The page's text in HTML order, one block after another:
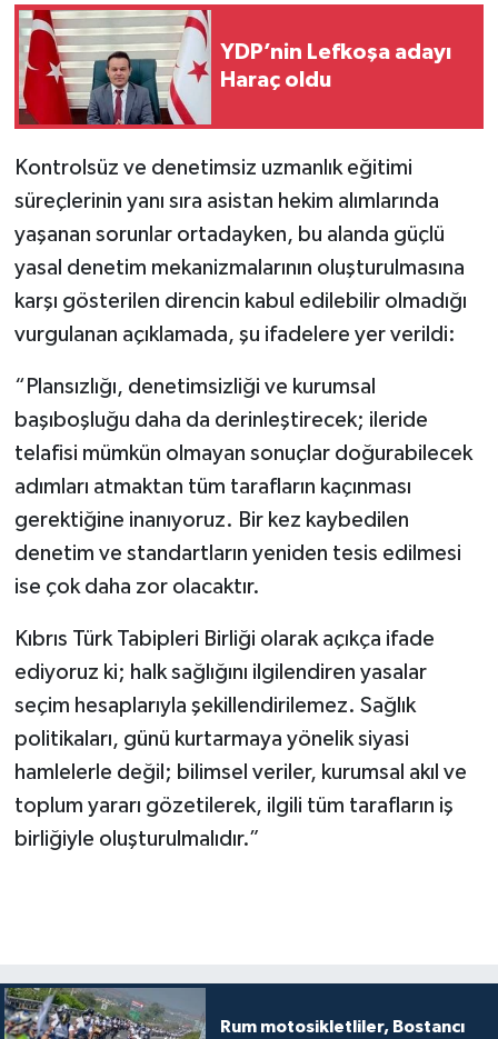
YDP’nin Lefkoşa adayı
Haraç oldu
Kontrolsüz ve denetimsiz uzmanlık eğitimi
süreçlerinin yanı sıra asistan hekim alımlarında
yaşanan sorunlar ortadayken, bu alanda güçlü
yasal denetim mekanizmalarının oluşturulmasına
karşı gösterilen direncin kabul edilebilir olmadığı
vurgulanan açıklamada, şu ifadelere yer verildi:
“Plansızlığı, denetimsizliği ve kurumsal
başıboşluğu daha da derinleştirecek; ileride
telafisi mümkün olmayan sonuçlar doğurabilecek
adımları atmaktan tüm tarafların kaçınması
gerektiğine inanıyoruz. Bir kez kaybedilen
denetim ve standartların yeniden tesis edilmesi
ise çok daha zor olacaktır.
Kıbrıs Türk Tabipleri Birliği olarak açıkça ifade
ediyoruz ki; halk sağlığını ilgilendiren yasalar
seçim hesaplarıyla şekillendirilemez. Sağlık
politikaları, günü kurtarmaya yönelik siyasi
hamlelerle değil; bilimsel veriler, kurumsal akıl ve
toplum yararı gözetilerek, ilgili tüm tarafların iş
birliğiyle oluşturulmalıdır.”
Rum motosikletliler, Bostancı